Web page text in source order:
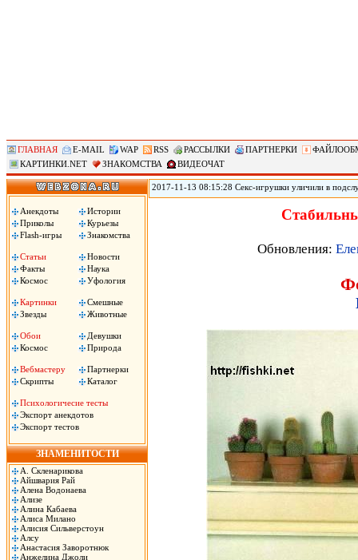
ГЛАВНАЯ E-MAIL WAP RSS РАССЫЛКИ ПАРТНЕРКИ
КАРТИНКИ.NET
ЗНАКОМСТВА ВИДЕОЧАТ
Анекдоты
Истории
Приколы
Курьезы
Flash-игры
Знакомства
Статьи
Новости
Факты
Наука
Космос
Уфология
Картинки
Смешные
Звезды
Животные
Обои
Девушки
Космос
Природа
Вебмастеру
Партнерки
Скрипты
Каталог
Психологичесие тесты
Экспорт анекдотов
Экспорт тестов
ЗНАМЕНИТОСТИ
А. Скленарикова
Айшвария Рай
Алена Водонаева
Ализе
Алина Кабаева
Алиса Милано
Алисия Сильверстоун
Алсу
Анастасия Заворотнюк
Анжелина Джоли
2017-11-13 08:15:28 Секс-игрушки уличили в
позволяет удаленно контролировать секс-игрушки,
затем сохраняло в памяти телефона. .
Обновления: